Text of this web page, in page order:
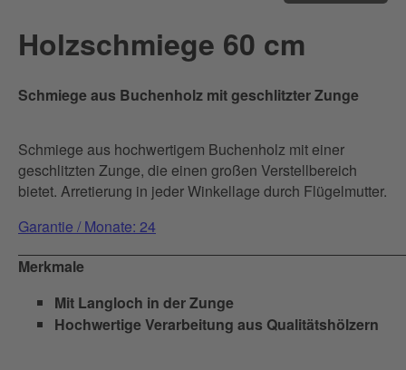
Holzschmiege 60 cm
Schmiege aus Buchenholz mit geschlitzter Zunge
Schmiege aus hochwertigem Buchenholz mit einer
geschlitzten Zunge, die einen großen Verstellbereich
bietet. Arretierung in jeder Winkellage durch Flügelmutter.
Garantie / Monate: 24
Merkmale
Mit Langloch in der Zunge
Hochwertige Verarbeitung aus Qualitätshölzern